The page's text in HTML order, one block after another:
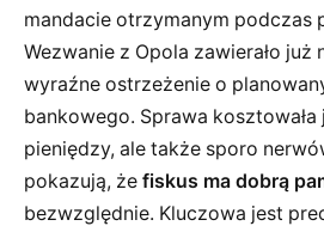
mandacie otrzymanym podczas
Wezwanie z Opola zawierało już
wyraźne ostrzeżenie o
bankowego. Sprawa
pieniędzy, ale także sporo
pokazują, że fiskus ma dobrą
bezwzględnie. Kluczowa jest